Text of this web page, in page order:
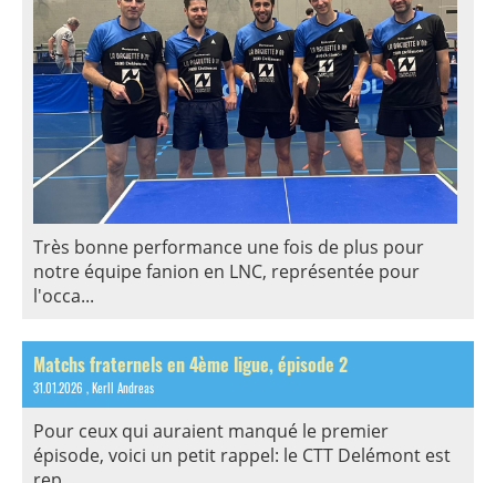
Très bonne performance une fois de plus pour
notre équipe fanion en LNC, représentée pour
l'occa...
Matchs fraternels en 4ème ligue, épisode 2
31.01.2026 , Kerll Andreas
Pour ceux qui auraient manqué le premier
épisode, voici un petit rappel: le CTT Delémont est